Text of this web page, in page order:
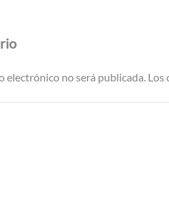
electrónico no será publicada. Los